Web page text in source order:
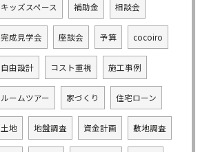
キッズスペース 補助金 相談会
完成見学会 座談会 予算 cocoiro
自由設計 コスト重視 施工事例
ルームツアー 家づくり 住宅ローン
土地 地盤調査 資金計画 敷地調査